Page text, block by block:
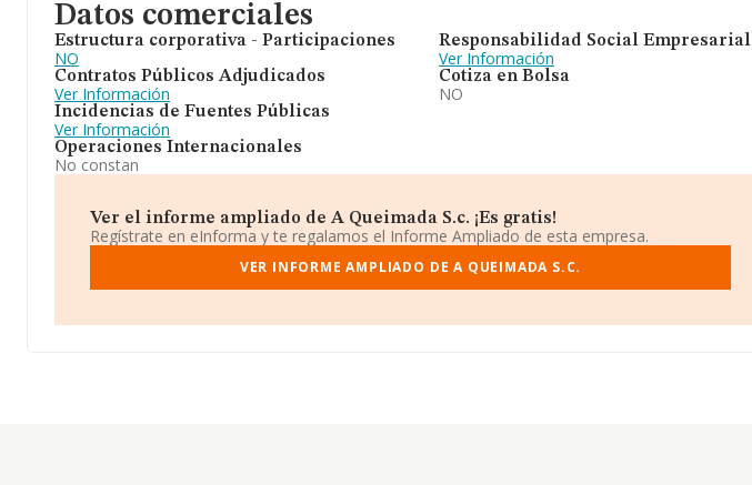
Datos comerciales
Estructura corporativa - Participaciones
NO
Contratos Públicos Adjudicados
Ver Información
Incidencias de Fuentes Públicas
Ver Información
Operaciones Internacionales
No constan
Responsabilidad Social Empresarial
Ver Información
Cotiza en Bolsa
NO
Ver el informe ampliado de A Queimada S.c. ¡Es gratis!
Regístrate en eInforma y te regalamos el Informe Ampliado de esta empresa.
VER INFORME AMPLIADO DE A QUEIMADA S.C.